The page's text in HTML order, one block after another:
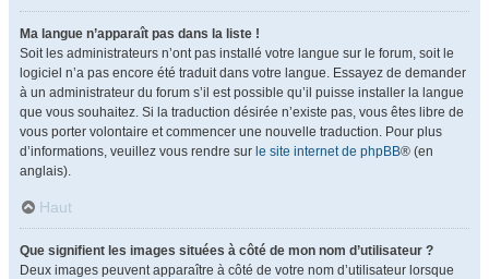
Ma langue n’apparaît pas dans la liste !
Soit les administrateurs n’ont pas installé votre langue sur le forum, soit le
logiciel n’a pas encore été traduit dans votre langue. Essayez de demander
à un administrateur du forum s’il est possible qu’il puisse installer la langue
que vous souhaitez. Si la traduction désirée n’existe pas, vous êtes libre de
vous porter volontaire et commencer une nouvelle traduction. Pour plus
d’informations, veuillez vous rendre sur le site internet de phpBB® (en
anglais).
Haut
Que signifient les images situées à côté de mon nom d’utilisateur ?
Deux images peuvent apparaître à côté de votre nom d’utilisateur lorsque